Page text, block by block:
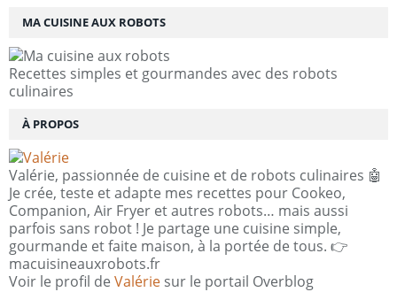
MA CUISINE AUX ROBOTS
Recettes simples et gourmandes avec des robots
culinaires
À PROPOS
Valérie, passionnée de cuisine et de robots culinaires 🤖
Je crée, teste et adapte mes recettes pour Cookeo,
Companion, Air Fryer et autres robots… mais aussi
parfois sans robot ! Je partage une cuisine simple,
gourmande et faite maison, à la portée de tous. 👉
macuisineauxrobots.fr
Voir le profil de Valérie sur le portail Overblog